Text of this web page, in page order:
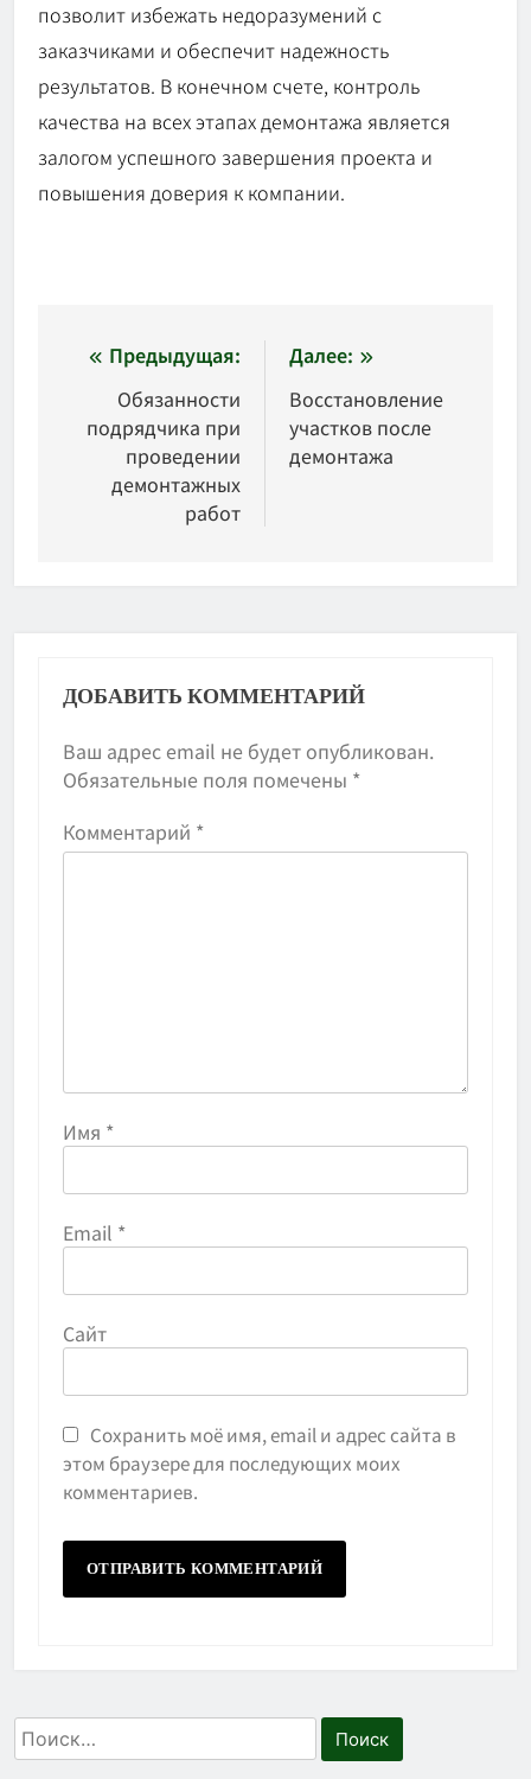
позволит избежать недоразумений с
заказчиками и обеспечит надежность
результатов. В конечном счете, контроль
качества на всех этапах демонтажа является
залогом успешного завершения проекта и
повышения доверия к компании.
Навигация
записям
Предыдущая:
Обязанности
подрядчика при
проведении
демонтажных
работ
Далее:
Восстановление
участков после
демонтажа
ДОБАВИТЬ КОММЕНТАРИЙ
Ваш адрес email не будет опубликован.
Обязательные поля помечены *
Комментарий *
Имя *
Email *
Сайт
Сохранить моё имя, email и адрес сайта в
этом браузере для последующих моих
комментариев.
Найти: